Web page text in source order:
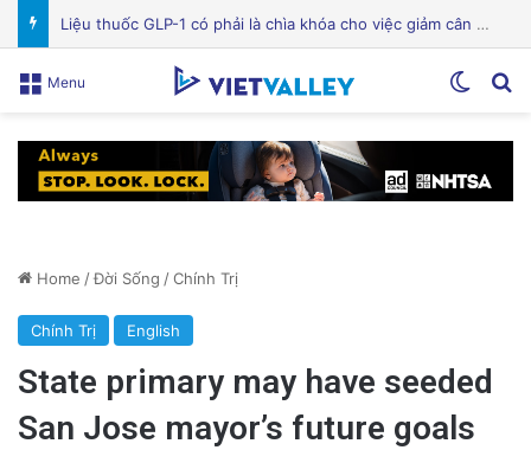
Bệnh viện Silicon Valley: Một trong những cơ sở y tế hàng đầu tại Mỹ
Menu
Home /Đời Sống /Chính Trị
Chính Trị English
State primary may have seeded
San Jose mayor’s future goals